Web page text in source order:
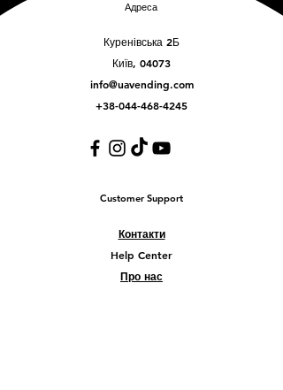
Адреса
Куренівська 2Б
Київ, 04073
info@uavending.com
+38-044-468-4245
Customer Support
Контакти
Help Center
Про нас